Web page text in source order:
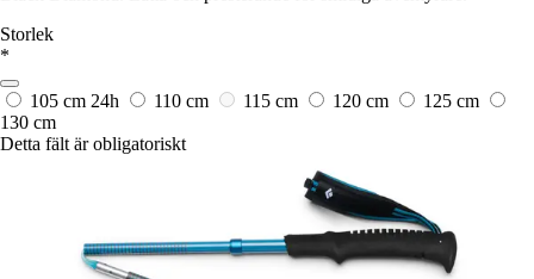
Storlek
*
105 cm 24h 110 cm 115 cm 120 cm
125 cm
130 cm
Detta fält är obligatoriskt